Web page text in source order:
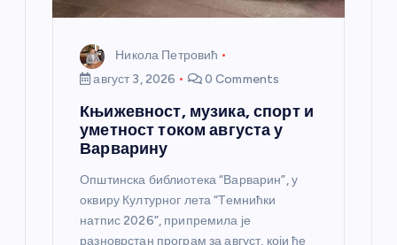
Никола Петровић
август 3, 2026
0 Comments
Књижевност, музика, спорт и
уметност током августа у
Варварину
Општинска библиотека “Варварин”, у
оквиру Културног лета “Темнићки
натпис 2026”, припремила је
разноврстан програм за август, који ће